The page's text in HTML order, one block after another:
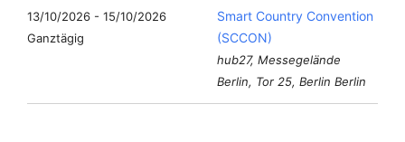
13/10/2026 - 15/10/2026
Ganztägig
Smart Country Convention
(SCCON)
hub27, Messegelände
Berlin, Tor 25, Berlin Berlin